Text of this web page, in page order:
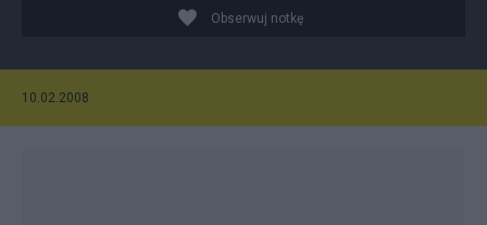
Obserwuj notkę
10.02.2008